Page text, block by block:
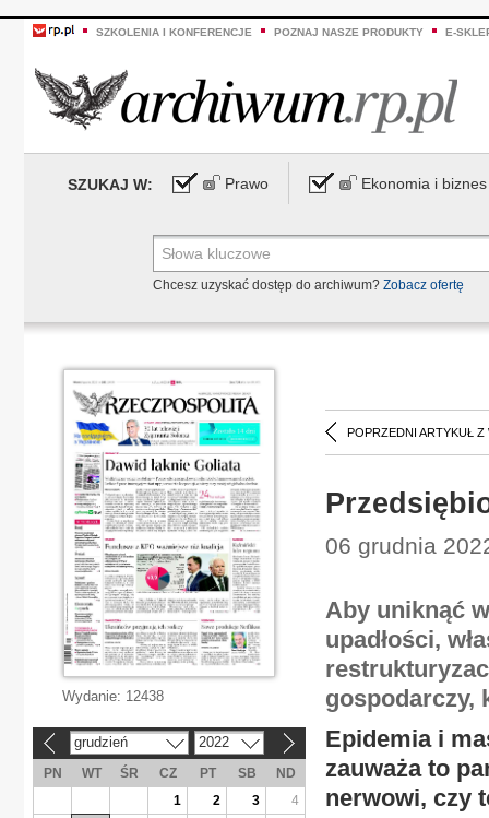
SZKOLENIA I KONFERENCJE POZNAJ NASZE PRODUKTY E-
SZUKAJ W: Prawo Ekonomia i biznes
Chcesz uzyskać dostęp do archiwum? Zobacz ofertę
POPRZEDNI ARTYKUŁ Z
06 grudnia
Aby uniknąć
upadłości,
gospodarczy,
Epidemia i
zauważa to
nerwowi, czy
Wydanie: 12438
grudzień 2022
PN WT ŚR CZ PT SB
ND
1
2 3
4